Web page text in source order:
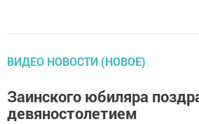
ВИДЕО НОВОСТИ (НОВОЕ)
Заинского юбиляра
девяностолетием